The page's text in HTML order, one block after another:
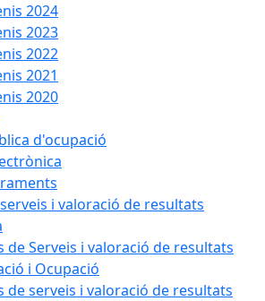
2024
2023
2022
2021
2020
d'ocupació
i valoració de resultats
de Serveis i valoració de resultats
i Ocupació
de serveis i valoració de resultats